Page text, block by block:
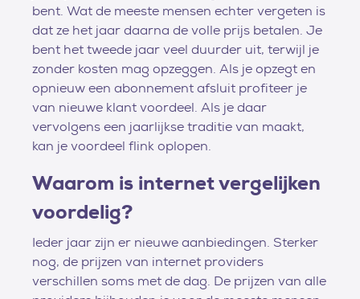
bent. Wat de meeste mensen echter vergeten is
dat ze het jaar daarna de volle prijs betalen. Je
bent het tweede jaar veel duurder uit, terwijl je
zonder kosten mag opzeggen. Als je opzegt en
opnieuw een abonnement afsluit profiteer je
van nieuwe klant voordeel. Als je daar
vervolgens een jaarlijkse traditie van maakt,
kan je voordeel flink oplopen.
Waarom is internet vergelijken
voordelig?
Ieder jaar zijn er nieuwe aanbiedingen. Sterker
nog, de prijzen van internet providers
verschillen soms met de dag. De prijzen van alle